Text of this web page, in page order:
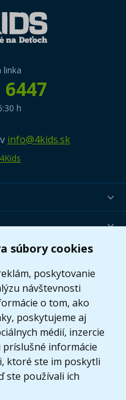
súbory cookies
poskytovanie
návštevnosti
o tom, ako
poskytujeme aj
médií, inzercie
informácie
ktoré ste im poskytli
ste používali ich
linka
h
info@4kids.sk